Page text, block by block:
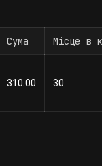
Сума Місце в
310.00 30